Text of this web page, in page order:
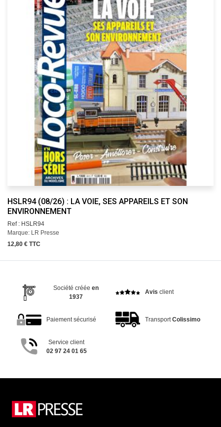
HSLR94 (08/26) : LA VOIE, SES APPAREILS ET SON
ENVIRONNEMENT
Ref : HSLR94
Marque: LR Presse
12,80 € TTC
Société créée en
1937
Avis client
Paiement sécurisé TransportColissimo
Service client
02 97 24 01 65